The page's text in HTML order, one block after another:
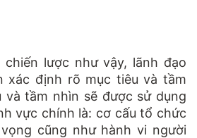
lược như vậy, lãnh đạo
xác định rõ mục tiêu và tầm
và tầm nhìn sẽ được sử dụng
vực chính là: cơ cấu tổ chức
cũng như hành vi người